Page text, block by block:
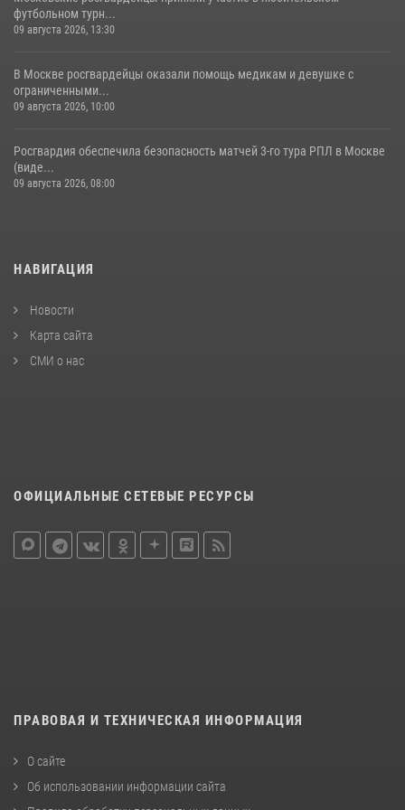
футбольном турн...
09 августа 2026, 13:30
В Москве росгвардейцы оказали помощь медикам и девушке с
ограниченными...
09 августа 2026, 10:00
Росгвардия обеспечила безопасность матчей 3-го тура РПЛ в Москве
(виде...
09 августа 2026, 08:00
НАВИГАЦИЯ
Новости
Карта сайта
СМИ о нас
ОФИЦИАЛЬНЫЕ СЕТЕВЫЕ РЕСУРСЫ
ПРАВОВАЯ И ТЕХНИЧЕСКАЯ ИНФОРМАЦИЯ
О сайте
Об использовании информации сайта